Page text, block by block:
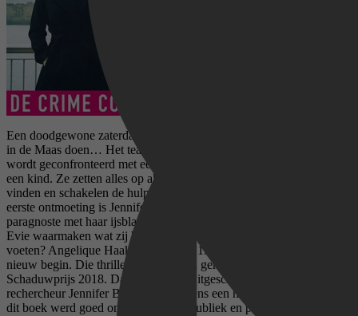
Een doodgewone zaterdag. Tot twee tieners een gruwelijke vondst
in de Maas doen… Het team van rechercheur Jennifer Brugman
wordt geconfronteerd met een lugubere moord en de vermissing van
een kind. Ze zetten alles op alles om snel het vermiste kind terug te
vinden en schakelen de hulp in van paragnoste Evie Smit. Vanaf de
eerste ontmoeting is Jennifer geïntrigeerd door de roodharige
paragnoste met haar ijsblauwe ogen, maar ze is ook sceptisch. Kan
Evie waarmaken wat zij belooft of loopt zij hen alleen maar voor de
voeten? Angelique Haak (Rotterdam, 1978) debuteerde met Een
nieuw begin. Die thriller werd meteen genomineerd voor De
Schaduwprijs 2018. Daarna volgde Uitgeschakeld waarin
rechercheur Jennifer Brugman eveneens een hoofdrol speelt. Ook
dit boek werd goed ontvangen door publiek en pers.